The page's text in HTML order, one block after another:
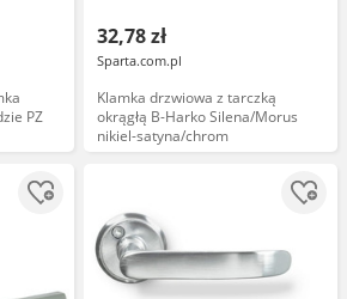
PZ
32,78 zł
Sparta.com.pl
Klamka drzwiowa z tarczką
okrągłą B-Harko Silena/Morus
nikiel-satyna/chrom